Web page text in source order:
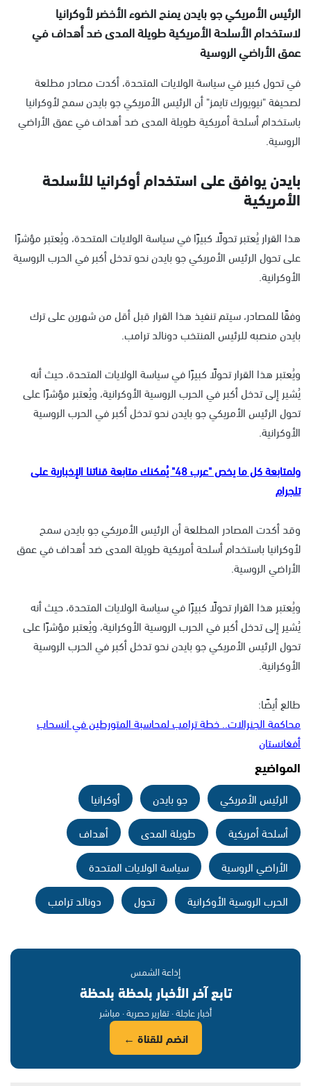
الرئيس الأمريكي جو بايدن يمنح الضوء الأخضر لأوكرانيا
لاستخدام الأسلحة الأمريكية طويلة المدى ضد أهداف في
عمق الأراضي الروسية
في تحول كبير في سياسة الولايات المتحدة، أكدت مصادر مطلعة
لصحيفة "نيويورك تايمز" أن الرئيس الأمريكي جو بايدن سمح لأوكرانيا
باستخدام أسلحة أمريكية طويلة المدى ضد أهداف في عمق الأراضي
الروسية.
بايدن يوافق على استخدام أوكرانيا للأسلحة
الأمريكية
هذا القرار يُعتبر تحولًا كبيرًا في سياسة الولايات المتحدة، ويُعتبر مؤشرًا
على تحول الرئيس الأمريكي جو بايدن نحو تدخل أكبر في الحرب الروسية
الأوكرانية.
وفقًا للمصادر، سيتم تنفيذ هذا القرار قبل أقل من شهرين على ترك
بايدن منصبه للرئيس المنتخب دونالد ترامب.
ويُعتبر هذا القرار تحولًا كبيرًا في سياسة الولايات المتحدة، حيث أنه
يُشير إلى تدخل أكبر في الحرب الروسية الأوكرانية، ويُعتبر مؤشرًا على
تحول الرئيس الأمريكي جو بايدن نحو تدخل أكبر في الحرب الروسية
الأوكرانية.
ولمتابعة كل ما يخص "عرب 48" يُمكنك متابعة قناتنا الإخبارية على
تلجرام
وقد أكدت المصادر المطلعة أن الرئيس الأمريكي جو بايدن سمح
لأوكرانيا باستخدام أسلحة أمريكية طويلة المدى ضد أهداف في عمق
الأراضي الروسية.
ويُعتبر هذا القرار تحولًا كبيرًا في سياسة الولايات المتحدة، حيث أنه
يُشير إلى تدخل أكبر في الحرب الروسية الأوكرانية، ويُعتبر مؤشرًا على
تحول الرئيس الأمريكي جو بايدن نحو تدخل أكبر في الحرب الروسية
الأوكرانية.
طالع أيضًا:
محاكمة الجنرالات.. خطة ترامب لمحاسبة المتورطين في انسحاب
أفغانستان
المواضيع
الرئيس الأمريكي جو بايدن
أوكرانيا
أسلحة أمريكية
طويلة المدى
أهداف
الأراضي الروسية
سياسة الولايات المتحدة
الحرب الروسية الأوكرانية
تحول دونالد ترامب
إذاعة الشمس
تابع آخر الأخبار بلحظة بلحظة
أخبار عاجلة · تقارير حصرية · مباشر
انضم للقناة ←